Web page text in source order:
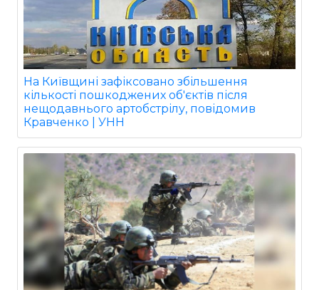
На Київщині зафіксовано збільшення
кількості пошкоджених об'єктів після
нещодавнього артобстрілу, повідомив
Кравченко | УНН